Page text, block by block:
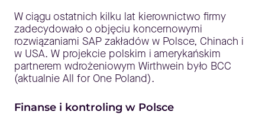
W ciągu ostatnich kilku lat kierownictwo firmy
zadecydowało o objęciu koncernowymi
rozwiązaniami SAP zakładów w Polsce, Chinach i
w USA. W projekcie polskim i amerykańskim
partnerem wdrożeniowym Wirthwein było BCC
(aktualnie All for One Poland).
Finanse i kontroling w Polsce